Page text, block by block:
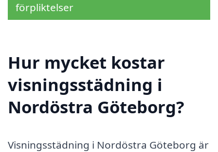
förpliktelser
Hur mycket kostar
visningsstädning i
Nordöstra Göteborg?
Visningsstädning i Nordöstra Göteborg är